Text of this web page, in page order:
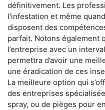
définitivement. Les
l'infestation et même
disposent des
parfait. Notons également
l’entreprise avec un
permettra d’avoir une
une éradication de ces
La meilleure option qui
des entreprises
spray, ou de pièges pour